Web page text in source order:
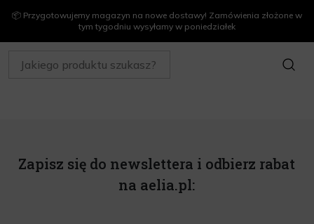
📦 Przygotowujemy magazyn na nowe dostawy! Zamówienia złożone w
tym tygodniu wysyłamy w poniedziałek
SZUKAJ
Zapisz się do newslettera i odbierz rabat
na aelia.pl: